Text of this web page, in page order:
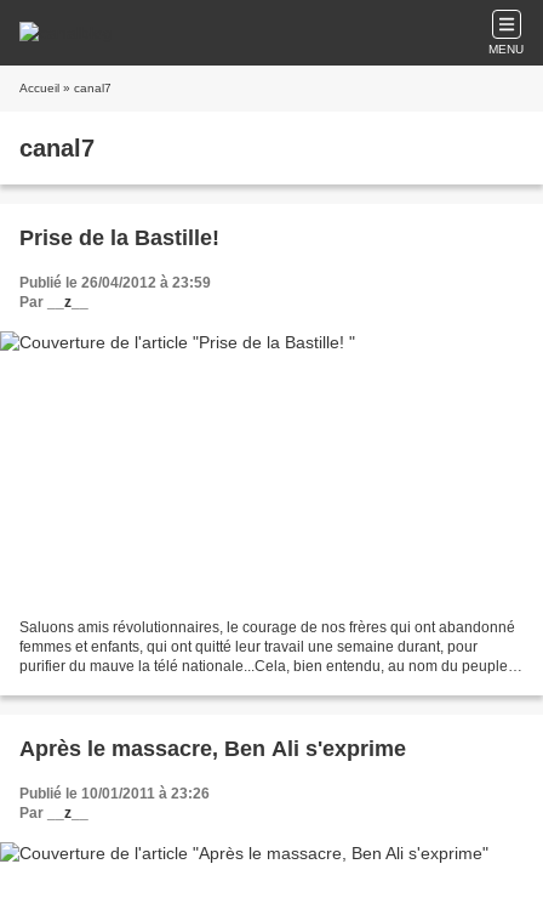
MENU
Accueil » canal7
canal7
Prise de la Bastille!
Publié le 26/04/2012 à 23:59
Par
__z__
Saluons amis révolutionnaires, le courage de nos frères qui ont abandonné
femmes et enfants, qui ont quitté leur travail une semaine durant, pour
purifier du mauve la télé nationale...Cela, bien entendu, au nom du peuple
Après le massacre, Ben Ali s'exprime
Publié le 10/01/2011 à 23:26
Par
__z__